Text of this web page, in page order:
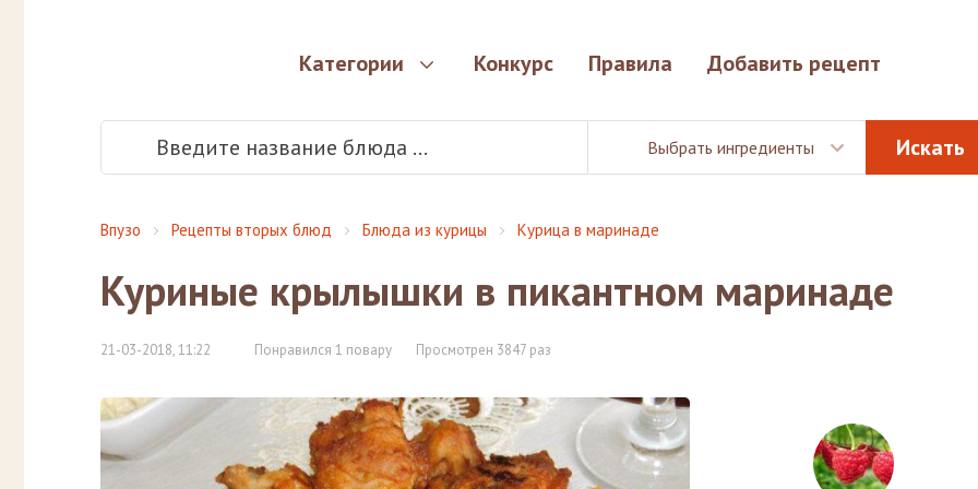
Категории Конкурс Правила Добавить рецепт
Выбрать ингредиенты
Впузо Рецепты вторых блюд Блюда из курицы Курица в маринаде
Куриные крылышки в пикантном маринаде
21-03-2018, 11:22 Понравился 1 повару Просмотрен 3847 раз